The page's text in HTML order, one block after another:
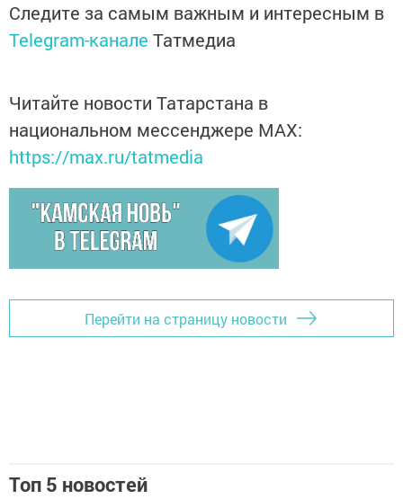
Следите за самым важным и интересным в
Telegram-канале Татмедиа
Читайте новости Татарстана в
национальном мессенджере MАХ:
https://max.ru/tatmedia
Перейти на страницу новости
Топ 5 новостей